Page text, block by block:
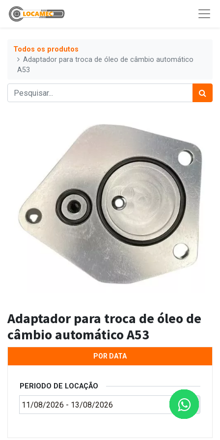
Todos os produtos
Adaptador para troca de óleo de câmbio automático
A53
Adaptador para troca de óleo de
câmbio automático A53
POR DATA
PERIODO DE LOCAÇÃO